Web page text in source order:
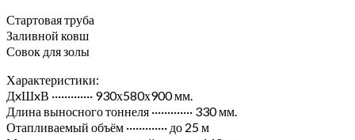
Стартовая труба
Заливной ковш
Совок для золы
Характеристики:
ДxШxВ ············· 930х580х900 мм.
Длина выносного тоннеля ············· 330 мм.
Отапливаемый объём ············· до 25 м